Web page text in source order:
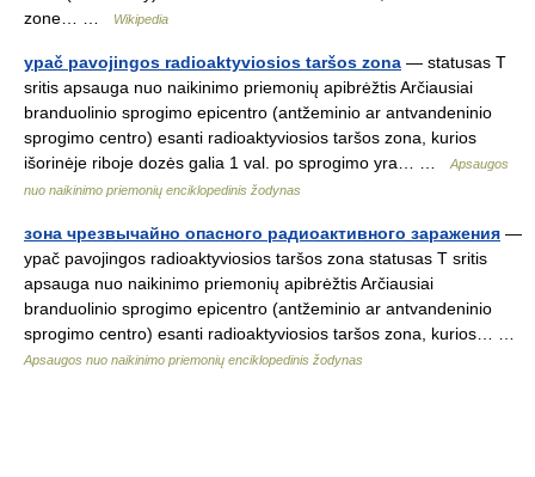
zone… …
Wikipedia
ypač pavojingos radioaktyviosios taršos zona — statusas T
sritis apsauga nuo naikinimo priemonių apibrėžtis Arčiausiai
branduolinio sprogimo epicentro (antžeminio ar antvandeninio
sprogimo centro) esanti radioaktyviosios taršos zona, kurios
išorinėje riboje dozės galia 1 val. po sprogimo yra… …
Apsaugos
nuo naikinimo priemonių enciklopedinis žodynas
зона чрезвычайно опасного радиоактивного заражения —
ypač pavojingos radioaktyviosios taršos zona statusas T sritis
apsauga nuo naikinimo priemonių apibrėžtis Arčiausiai
branduolinio sprogimo epicentro (antžeminio ar antvandeninio
sprogimo centro) esanti radioaktyviosios taršos zona, kurios… …
Apsaugos nuo naikinimo priemonių enciklopedinis žodynas